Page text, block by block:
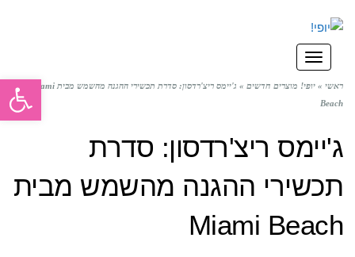
תפריט
ראשי » יופי! מוצרים חדשים »
ג'יימס ריצ'רדסון: סדרת תכשירי ההגנה מהשמש מבית Miami
Beach
ג'יימס ריצ'רדסון: סדרת
תכשירי ההגנה מהשמש מבית
Miami Beach
פתח